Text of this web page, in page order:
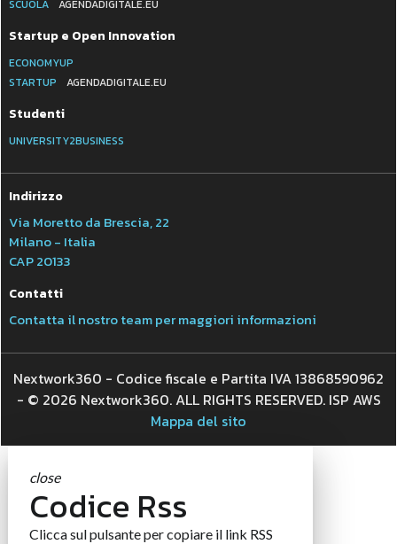
SCUOLA AGENDADIGITALE.EU
Startup e Open Innovation
ECONOMYUP
STARTUP
AGENDADIGITALE.EU
Studenti
UNIVERSITY2BUSINESS
Indirizzo
Via Moretto da Brescia, 22
Milano - Italia
CAP 20133
Contatti
Contatta il nostro team per maggiori informazioni
Nextwork360 - Codice fiscale e Partita IVA 13868590962
- © 2026 Nextwork360. ALL RIGHTS RESERVED. ISP AWS
Mappa del sito
close
Codice Rss
Clicca sul pulsante per copiare il link RSS